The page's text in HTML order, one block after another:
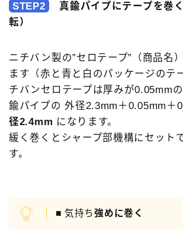
STEP2
真鍮パイプにテープを巻
転）
ニチバン製の”セロテープ”（商品名
ます（赤と青と白のパッケージのテ
チバンセロテープは厚みが0.05mm
鍮パイプの 外径2.3mm＋0.05mm＋
径2.4mm になります。
緩く巻くとシャープ部機構にセット
す。
■ 気持ち強めに巻く